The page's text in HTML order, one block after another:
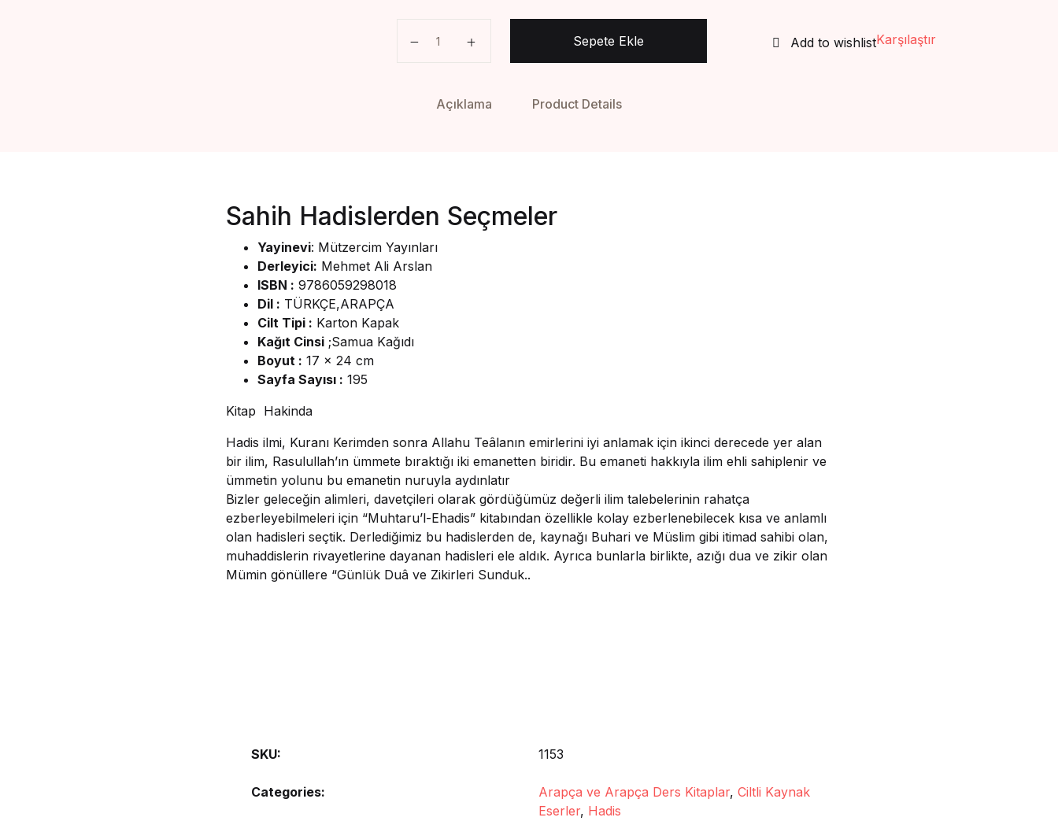
Create Account
Sepete Ekle Add to wishlistKarşılaştır
Açıklama Product Details
Sahih Hadislerden Seçmeler
Yayinevi: Mützercim Yayınları
Derleyici: Mehmet Ali Arslan
ISBN : 9786059298018
Dil : TÜRKÇE,ARAPÇA
Cilt Tipi : Karton Kapak
Kağıt Cinsi ;Samua Kağıdı
Boyut : 17 x 24 cm
Sayfa Sayısı : 195
Kitap Hakinda
Hadis ilmi, Kuranı Kerimden sonra Allahu Teâlanın emirlerini iyi anlamak için ikinci derecede yer alan
bir ilim, Rasulullah’ın ümmete bıraktığı iki emanetten biridir. Bu emaneti hakkıyla ilim ehli sahiplenir ve
ümmetin yolunu bu emanetin nuruyla aydınlatır
Bizler geleceğin alimleri, davetçileri olarak gördüğümüz değerli ilim talebelerinin rahatça
ezberleyebilmeleri için “Muhtaru’l-Ehadis” kitabından özellikle kolay ezberlenebilecek kısa ve anlamlı
olan hadisleri seçtik. Derlediğimiz bu hadislerden de, kaynağı Buhari ve Müslim gibi itimad sahibi olan,
muhaddislerin rivayetlerine dayanan hadisleri ele aldık. Ayrıca bunlarla birlikte, azığı dua ve zikir olan
Mümin gönüllere “Günlük Duâ ve Zikirleri Sunduk..
SKU: 1153
Categories: Arapça ve Arapça Ders Kitaplar, Ciltli Kaynak
Eserler, Hadis